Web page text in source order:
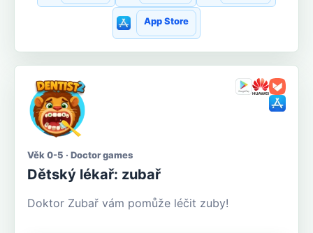
App Store
Věk 0-5 · Doctor games
Dětský lékař: zubař
Doktor Zubař vám pomůže léčit zuby!